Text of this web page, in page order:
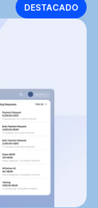
DESTACADO